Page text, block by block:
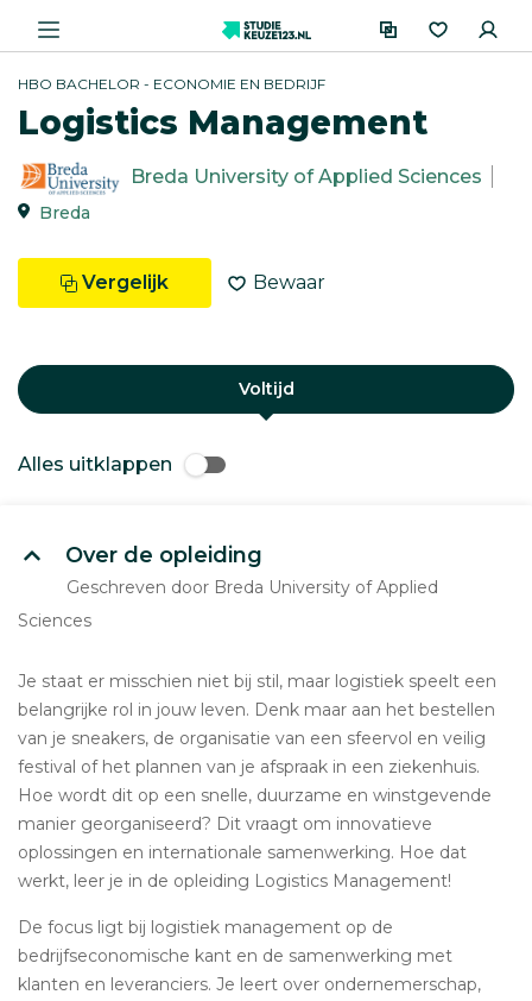
HBO BACHELOR - ECONOMIE EN BEDRIJF
Logistics Management
Breda University of Applied Sciences
Breda
Vergelijk Bewaar
Voltijd
Alles uitklappen
Over de opleiding
Geschreven door Breda University of Applied
Sciences
Je staat er misschien niet bij stil, maar logistiek speelt een
belangrijke rol in jouw leven. Denk maar aan het bestellen
van je sneakers, de organisatie van een sfeervol en veilig
festival of het plannen van je afspraak in een ziekenhuis.
Hoe wordt dit op een snelle, duurzame en winstgevende
manier georganiseerd? Dit vraagt om innovatieve
oplossingen en internationale samenwerking. Hoe dat
werkt, leer je in de opleiding Logistics Management!
De focus ligt bij logistiek management op de
bedrijfseconomische kant en de samenwerking met
klanten en leveranciers. Je leert over ondernemerschap,